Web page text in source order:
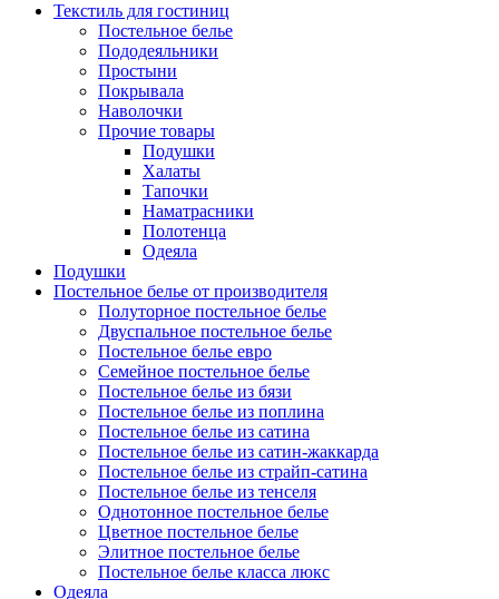
Текстиль для гостиниц
Постельное белье
Пододеяльники
Простыни
Покрывала
Наволочки
Прочие товары
Подушки
Халаты
Тапочки
Наматрасники
Полотенца
Одеяла
Подушки
Постельное белье от производителя
Полуторное постельное белье
Двуспальное постельное белье
Постельное белье евро
Семейное постельное белье
Постельное белье из бязи
Постельное белье из поплина
Постельное белье из сатина
Постельное белье из сатин-жаккарда
Постельное белье из страйп-сатина
Постельное белье из тенселя
Однотонное постельное белье
Цветное постельное белье
Элитное постельное белье
Постельное белье класса люкс
Одеяла